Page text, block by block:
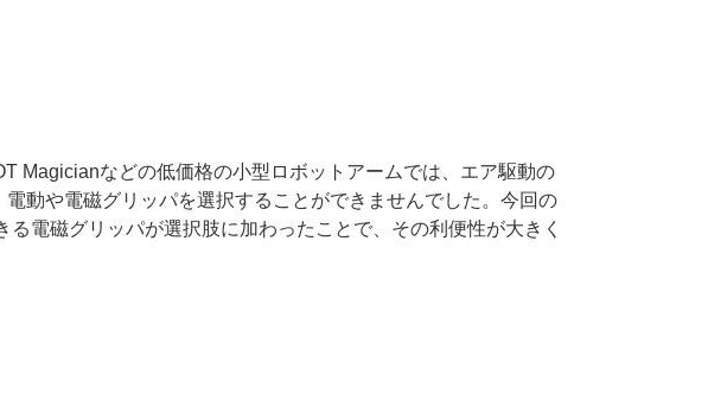
Magicianなどの低価格の小型ロボットアームでは、エア駆動の
電動や電磁グリッパを選択することができませんでした。今回の
電磁グリッパが選択肢に加わったことで、その利便性が大きく